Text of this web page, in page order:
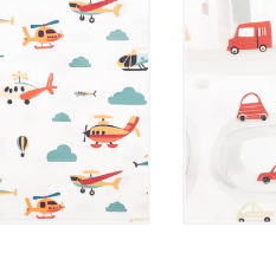
Grafik
20
Effekt
16
Gardinen